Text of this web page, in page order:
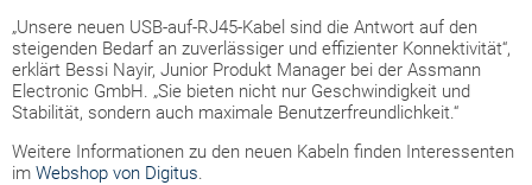
„Unsere neuen USB-auf-RJ45-Kabel sind die Antwort auf den
steigenden Bedarf an zuverlässiger und effizienter Konnektivität“,
erklärt Bessi Nayir, Junior Produkt Manager bei der Assmann
Electronic GmbH. „Sie bieten nicht nur Geschwindigkeit und
Stabilität, sondern auch maximale Benutzerfreundlichkeit.“
Weitere Informationen zu den neuen Kabeln finden Interessenten
im Webshop von Digitus